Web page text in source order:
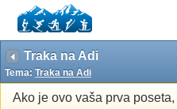
Traka na Adi
Tema: Traka na Adi
Ako je ovo vaša prva